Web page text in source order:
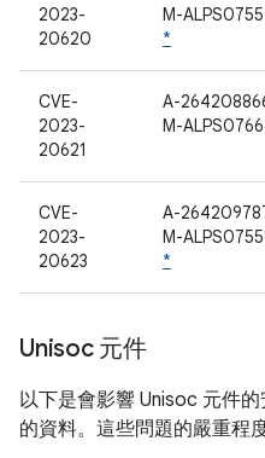
2023-
20620
M-
*
CVE-
2023-
20621
A-
M-
CVE-
2023-
20623
A-
M-
*
Unisoc 元件
以下是會影響 Unisoc 元件
的資料。這些問題的嚴重程